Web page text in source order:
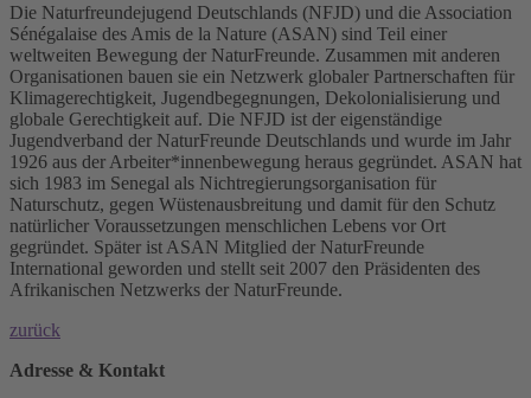
Die Naturfreundejugend Deutschlands (NFJD) und die Association
Sénégalaise des Amis de la Nature (ASAN) sind Teil einer
weltweiten Bewegung der NaturFreunde. Zusammen mit anderen
Organisationen bauen sie ein Netzwerk globaler Partnerschaften für
Klimagerechtigkeit, Jugendbegegnungen, Dekolonialisierung und
globale Gerechtigkeit auf. Die NFJD ist der eigenständige
Jugendverband der NaturFreunde Deutschlands und wurde im Jahr
1926 aus der Arbeiter*innenbewegung heraus gegründet. ASAN hat
sich 1983 im Senegal als Nichtregierungsorganisation für
Naturschutz, gegen Wüstenausbreitung und damit für den Schutz
natürlicher Voraussetzungen menschlichen Lebens vor Ort
gegründet. Später ist ASAN Mitglied der NaturFreunde
International geworden und stellt seit 2007 den Präsidenten des
Afrikanischen Netzwerks der NaturFreunde.
zurück
Adresse & Kontakt